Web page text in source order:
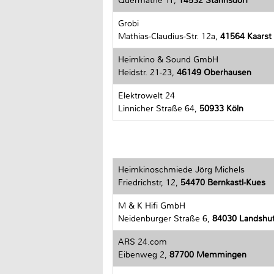
Grobi
Mathias-Claudius-Str. 12a, 41564 Kaarst
Heimkino & Sound GmbH
Heidstr. 21-23, 46149 Oberhausen
Elektrowelt 24
Linnicher Straße 64, 50933 Köln
Heimkinoschmiede Jörg Michels
Friedrichstr, 12, 54470 Bernkastl-Kues
M & K Hifi GmbH
Neidenburger Straße 6, 84030
ARS 24.com
Eibenweg 2, 87700 Memmingen